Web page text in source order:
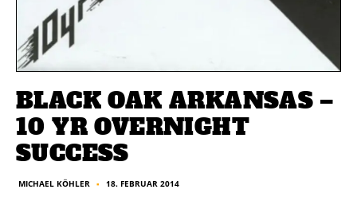
BLACK OAK ARKANSAS –
10 YR OVERNIGHT
SUCCESS
MICHAEL KÖHLER ■ 18. FEBRUAR 2014